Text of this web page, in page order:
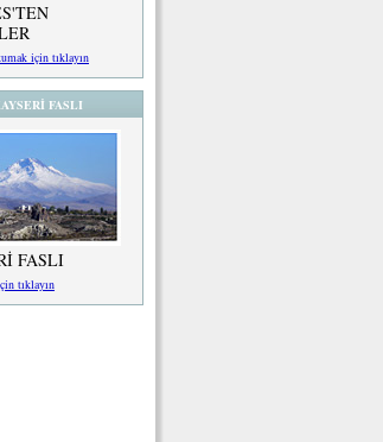
için tıklayın
FASLI
FASLI
tıklayın